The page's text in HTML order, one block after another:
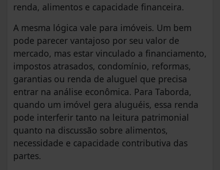
renda, alimentos e capacidade financeira.
A mesma lógica vale para imóveis. Um bem
pode parecer vantajoso por seu valor de
mercado, mas estar vinculado a financiamento,
impostos atrasados, condomínio, reformas,
garantias ou renda de aluguel que precisa
entrar na análise econômica. Para Taborda,
quando um imóvel gera aluguéis, essa renda
pode interferir tanto na leitura patrimonial
quanto na discussão sobre alimentos,
necessidade e capacidade contributiva das
partes.